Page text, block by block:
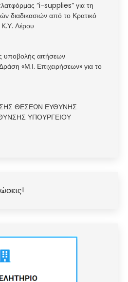
“i-supplies” για τη
διαδικασιών από το Κρατικό
Λέρου
υποβολής αιτήσεων
«Μ.Ι. Επιχειρήσεων» για το
ΘΕΣΕΩΝ ΕΥΘΥΝΗΣ
ΥΠΟΥΡΓΕΙΟΥ